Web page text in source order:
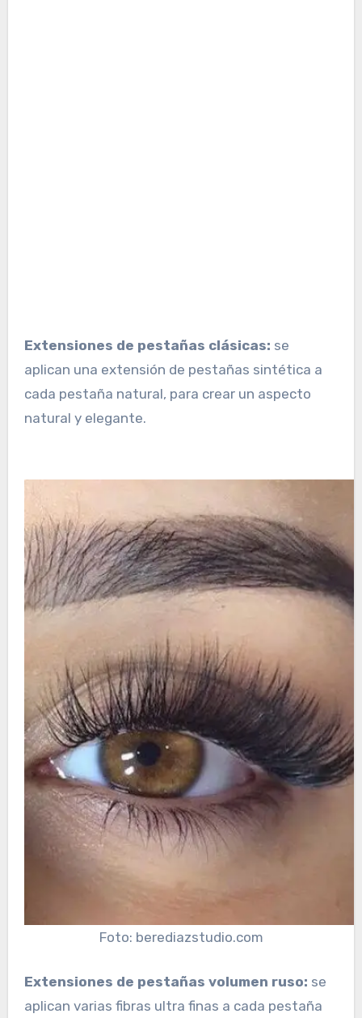
Extensiones de pestañas clásicas: se
aplican una extensión de pestañas sintética a
cada pestaña natural, para crear un aspecto
natural y elegante.
Foto: berediazstudio.com
Extensiones de pestañas volumen ruso: se
aplican varias fibras ultra finas a cada pestaña